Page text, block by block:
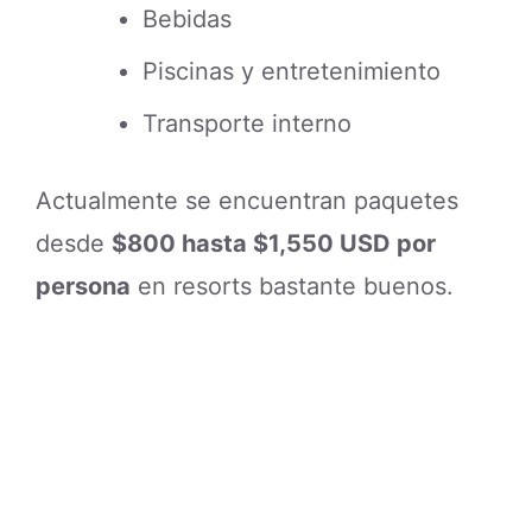
Bebidas
Piscinas y entretenimiento
Transporte interno
Actualmente se encuentran paquetes
desde $800 hasta $1,550 USD por
persona en resorts bastante buenos.